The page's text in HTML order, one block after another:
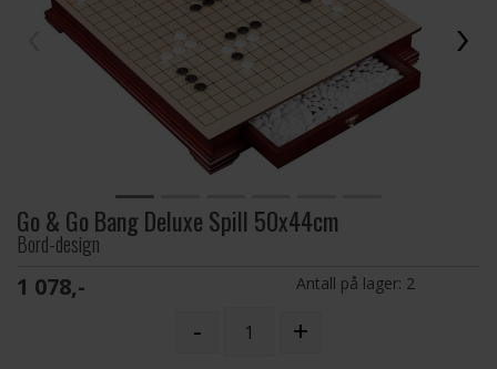
Go & Go Bang Deluxe Spill 50x44cm
Bord-design
1 078,- Antall på lager: 2
- +